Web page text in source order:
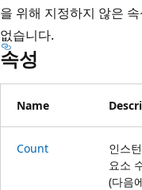
을 위해 지정하지 않은
없습니다.
속성
Name
Count 인스
요소
(다음